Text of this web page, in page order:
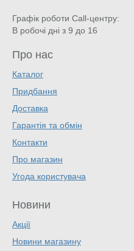
Графік роботи Call-центру:
В робочі дні з 9 до 16
Про нас
Каталог
Придбання
Доставка
Гарантія та обмін
Контакти
Про магазин
Угода користувача
Новини
Акції
Новини магазину